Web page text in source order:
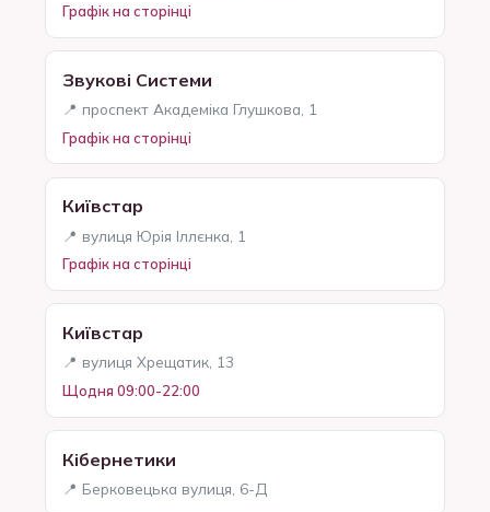
Графік на сторінці
Звукові Системи
📍 проспект Академіка Глушкова, 1
Графік на сторінці
Київстар
📍 вулиця Юрія Іллєнка, 1
Графік на сторінці
Київстар
📍 вулиця Хрещатик, 13
Щодня 09:00-22:00
Кібернетики
📍 Берковецька вулиця, 6-Д